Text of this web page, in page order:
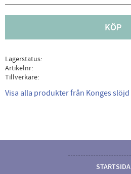
KÖP
Lagerstatus
Artikelnr
Tillverkare
Visa alla produkter från Konges slöjd
STARTSIDA